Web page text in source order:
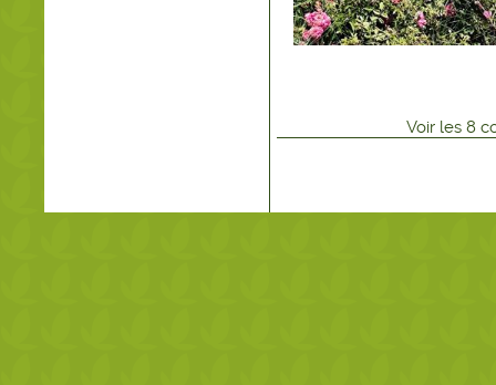
Voir les 8